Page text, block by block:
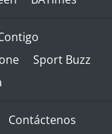
Sport Buzz
Contáctenos